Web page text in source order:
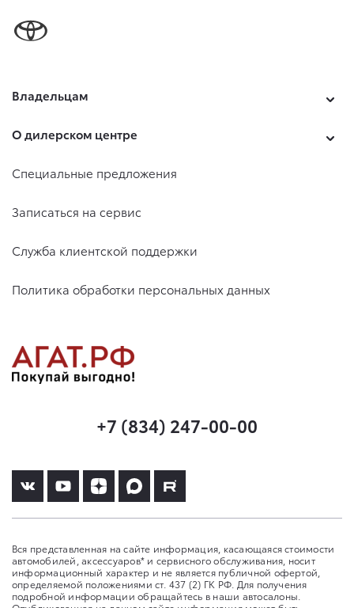
Владельцам
О дилерском центре
Специальные предложения
Записаться на сервис
Служба клиентской поддержки
Политика обработки персональных данных
+7 (834) 247-00-00
Вся представленная на сайте информация, касающаяся стоимости
автомобилей, аксессуаров* и сервисного обслуживания, носит
информационный характер и не является публичной офертой,
определяемой положениями ст. 437 (2) ГК РФ. Для получения
подробной информации обращайтесь в наши автосалоны.